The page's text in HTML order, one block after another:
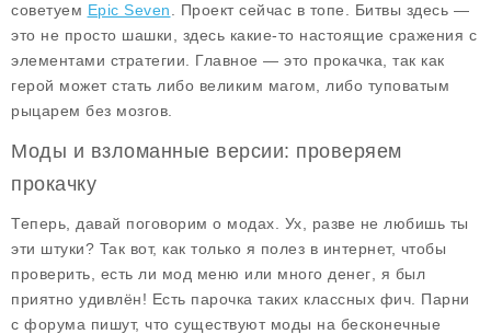
советуем Epic Seven . Проект сейчас в топе. Битвы здесь —
это не просто шашки, здесь какие-то настоящие сражения с
элементами стратегии. Главное — это прокачка, так как
герой может стать либо великим магом, либо туповатым
рыцарем без мозгов.
Моды и взломанные версии: проверяем
прокачку
Теперь, давай поговорим о модах. Ух, разве не любишь ты
эти штуки? Так вот, как только я полез в интернет, чтобы
проверить, есть ли мод меню или много денег , я был
приятно удивлён! Есть парочка таких классных фич. Парни
с форума пишут, что существуют моды на бесконечные